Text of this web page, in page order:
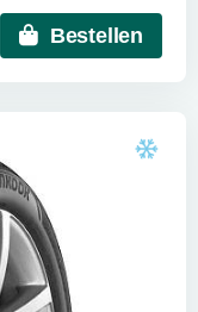
Bestellen